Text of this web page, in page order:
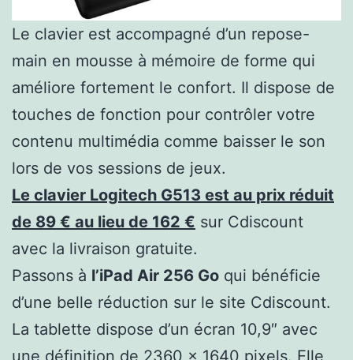
Le clavier est accompagné d’un repose-
main en mousse à mémoire de forme qui
améliore fortement le confort. Il dispose de
touches de fonction pour contrôler votre
contenu multimédia comme baisser le son
lors de vos sessions de jeux.
Le clavier Logitech G513 est au prix réduit
de 89 € au lieu de 162 € sur Cdiscount
avec la livraison gratuite.
Passons à l’iPad Air 256 Go qui bénéficie
d’une belle réduction sur le site Cdiscount.
La tablette dispose d’un écran 10,9″ avec
une définition de 2360 x 1640 pixels. Elle